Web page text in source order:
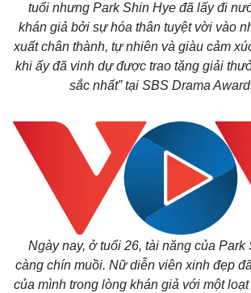
tuổi nhưng Park Shin Hye đã lấy đi
khán giả bởi sự hóa thân tuyệt vời vào
xuất chân thành, tự nhiên và giàu cảm
khi ấy đã vinh dự được trao tặng giải
sắc nhất” tại SBS Drama
Ngày nay, ở tuổi 26, tài năng của Park
càng chín muồi. Nữ diễn viên xinh đẹp
của mình trong lòng khán giả với một